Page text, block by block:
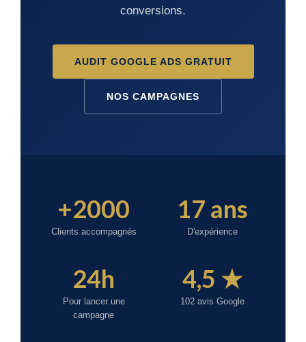
conversions.
AUDIT GOOGLE ADS GRATUIT
NOS CAMPAGNES
+2000
Clients accompagnés
17 ans
D'expérience
24h
Pour lancer une
campagne
4,5 ★
102 avis Google